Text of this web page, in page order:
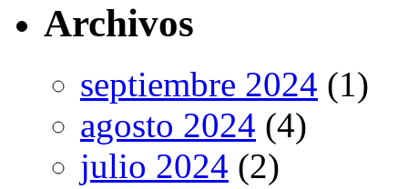
Archivos
septiembre 2024 (1)
agosto 2024 (4)
julio 2024 (2)